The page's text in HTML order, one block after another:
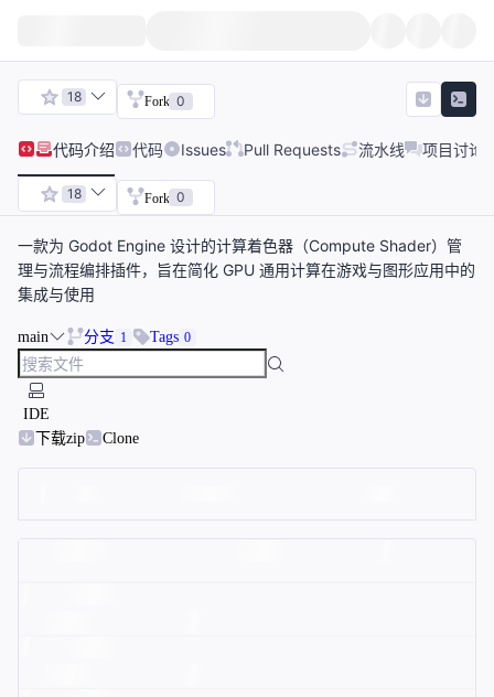
18 Fork 0
代码介绍 代码 Issues Pull Requests 流水线 项目讨论
18 Fork 0
一款为 Godot Engine 设计的计算着色器（Compute Shader）管
理与流程编排插件，旨在简化 GPU 通用计算在游戏与图形应用中的
集成与使用
main 分支 1 Tags 0
IDE
下载zip
Clone